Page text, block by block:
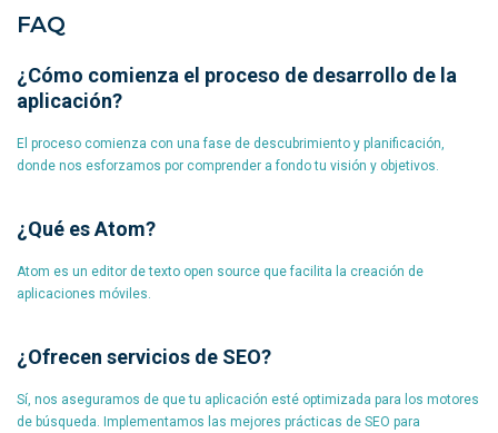
FAQ
¿Cómo comienza el proceso de desarrollo de la
aplicación?
El proceso comienza con una fase de descubrimiento y planificación,
donde nos esforzamos por comprender a fondo tu visión y objetivos.
¿Qué es Atom?
Atom es un editor de texto open source que facilita la creación de
aplicaciones móviles.
¿Ofrecen servicios de SEO?
Sí, nos aseguramos de que tu aplicación esté optimizada para los motores
de búsqueda. Implementamos las mejores prácticas de SEO para